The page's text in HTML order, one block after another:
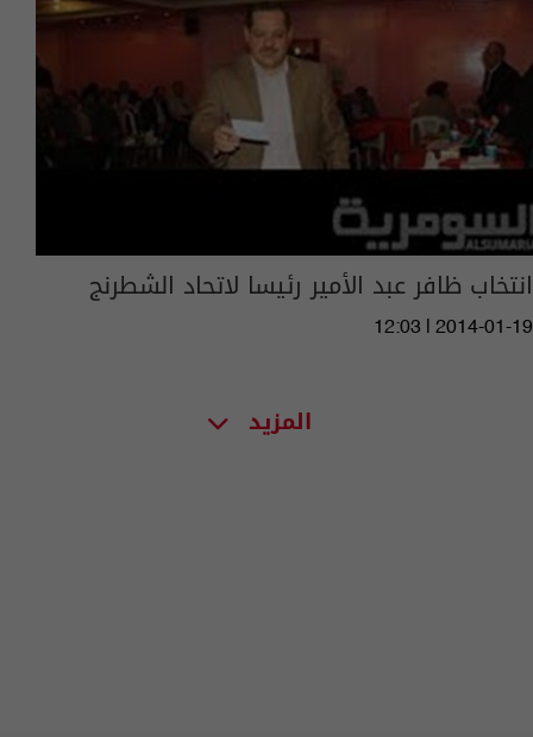
انتخاب ظافر عبد الأمير رئيسا لاتحاد الشطرنج
12:03 | 2014-01-19
المزيد